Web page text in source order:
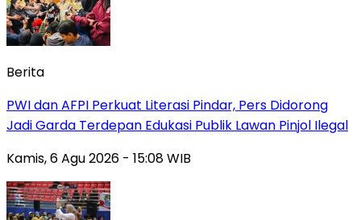
Berita
PWI dan AFPI Perkuat Literasi Pindar, Pers Didorong
Jadi Garda Terdepan Edukasi Publik Lawan Pinjol Ilegal
Kamis, 6 Agu 2026 - 15:08 WIB